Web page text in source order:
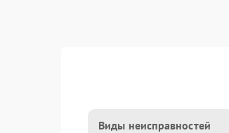
Виды неисправностей